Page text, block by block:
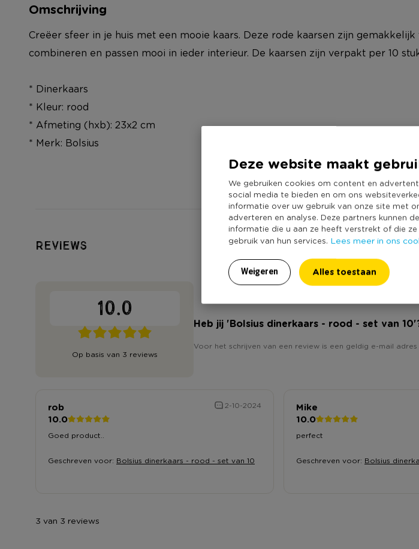
Deze website maakt
We gebruiken cookies om content en
social media te bieden en om ons
informatie over uw gebruik van onze site met
adverteren en analyse. Deze partners kunnen
informatie die u aan ze heeft verstrekt of die
gebruik van hun services. Lees meer in ons
Weigeren Alles toestaan
Omschrijving
Creëer sfeer in je huis met een mooie kaars. Deze rode kaarsen zijn gemakkelijk
combineren en passen mooi in ieder interieur. De kaarsen zijn verpakt per 10
* Dinerkaars
* Kleur: rood
* Afmeting (hxb): 23x2 cm
* Merk: Bolsius
Reviews
10.0
Op basis van 3 reviews
Heb jij 'Bolsius dinerkaars - rood - set van
Voor het schrijven van een review is een geldig e-mail
rob 2-10-2024
10.0
Goed product..
Geschreven voor: Bolsius dinerkaars - rood - set van 10
Mike
10.0
perfect
Geschreven voor: Bolsius
3 van 3 reviews